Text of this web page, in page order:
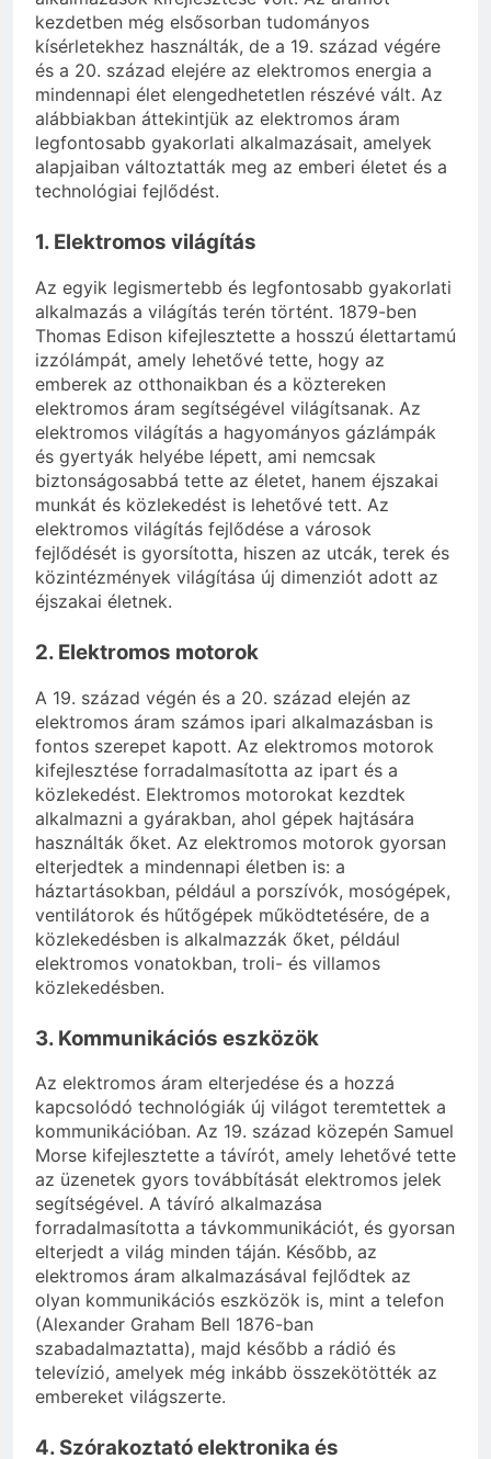
kezdetben még elsősorban tudományos
kísérletekhez használták, de a 19. század végére
és a 20. század elejére az elektromos energia a
mindennapi élet elengedhetetlen részévé vált. Az
alábbiakban áttekintjük az elektromos áram
legfontosabb gyakorlati alkalmazásait, amelyek
alapjaiban változtatták meg az emberi életet és a
technológiai fejlődést.
1. Elektromos világítás
Az egyik legismertebb és legfontosabb gyakorlati
alkalmazás a világítás terén történt. 1879-ben
Thomas Edison kifejlesztette a hosszú élettartamú
izzólámpát, amely lehetővé tette, hogy az
emberek az otthonaikban és a köztereken
elektromos áram segítségével világítsanak. Az
elektromos világítás a hagyományos gázlámpák
és gyertyák helyébe lépett, ami nemcsak
biztonságosabbá tette az életet, hanem éjszakai
munkát és közlekedést is lehetővé tett. Az
elektromos világítás fejlődése a városok
fejlődését is gyorsította, hiszen az utcák, terek és
közintézmények világítása új dimenziót adott az
éjszakai életnek.
2. Elektromos motorok
A 19. század végén és a 20. század elején az
elektromos áram számos ipari alkalmazásban is
fontos szerepet kapott. Az elektromos motorok
kifejlesztése forradalmasította az ipart és a
közlekedést. Elektromos motorokat kezdtek
alkalmazni a gyárakban, ahol gépek hajtására
használták őket. Az elektromos motorok gyorsan
elterjedtek a mindennapi életben is: a
háztartásokban, például a porszívók, mosógépek,
ventilátorok és hűtőgépek működtetésére, de a
közlekedésben is alkalmazzák őket, például
elektromos vonatokban, troli- és villamos
közlekedésben.
3. Kommunikációs eszközök
Az elektromos áram elterjedése és a hozzá
kapcsolódó technológiák új világot teremtettek a
kommunikációban. Az 19. század közepén Samuel
Morse kifejlesztette a távírót, amely lehetővé tette
az üzenetek gyors továbbítását elektromos jelek
segítségével. A távíró alkalmazása
forradalmasította a távkommunikációt, és gyorsan
elterjedt a világ minden táján. Később, az
elektromos áram alkalmazásával fejlődtek az
olyan kommunikációs eszközök is, mint a telefon
(Alexander Graham Bell 1876-ban
szabadalmaztatta), majd később a rádió és
televízió, amelyek még inkább összekötötték az
embereket világszerte.
4. Szórakoztató elektronika és